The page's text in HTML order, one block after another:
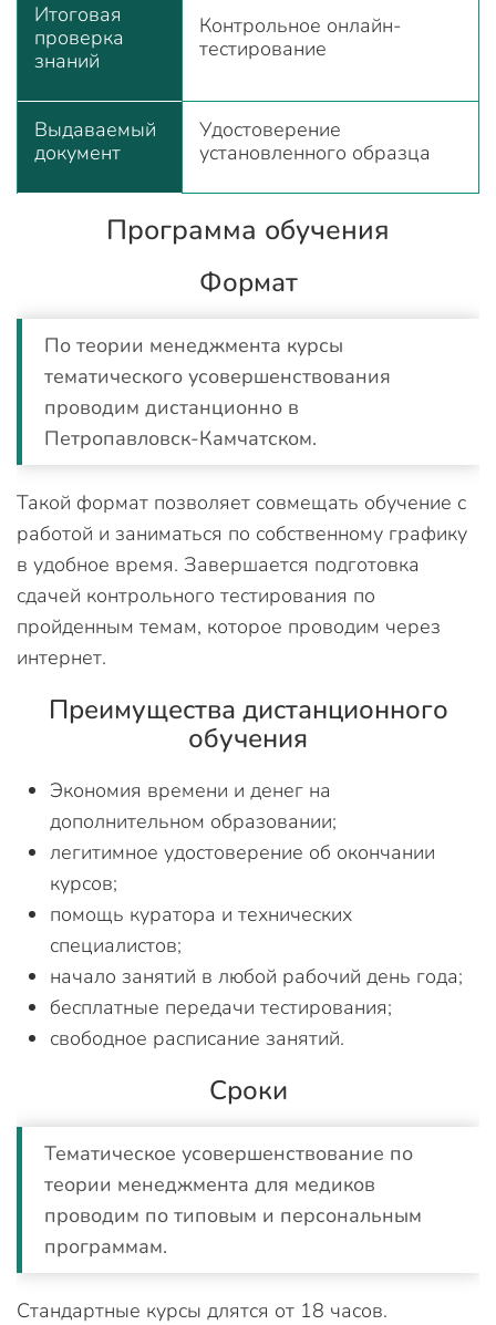
Итоговая
проверка
знаний
Контрольное онлайн-
тестирование
Выдаваемый
документ
Удостоверение
установленного образца
Программа обучения
Формат
По теории менеджмента курсы
тематического усовершенствования
проводим дистанционно в
Петропавловск-Камчатском.
Такой формат позволяет совмещать обучение с
работой и заниматься по собственному графику
в удобное время. Завершается подготовка
сдачей контрольного тестирования по
пройденным темам, которое проводим через
интернет.
Преимущества дистанционного
обучения
Экономия времени и денег на
дополнительном образовании;
легитимное удостоверение об окончании
курсов;
помощь куратора и технических
специалистов;
начало занятий в любой рабочий день года;
бесплатные передачи тестирования;
свободное расписание занятий.
Сроки
Тематическое усовершенствование по
теории менеджмента для медиков
проводим по типовым и персональным
программам.
Стандартные курсы длятся от 18 часов.